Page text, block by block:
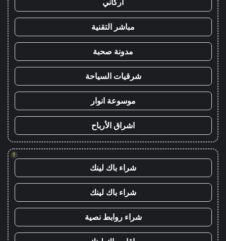
مباشر التقنية
مدونة صحبة
شرقيات السياحة
موسوعة انوار
اشراق الأرباح
!
شراء باك لينك
شراء باك لينك
شراء روابط نصية